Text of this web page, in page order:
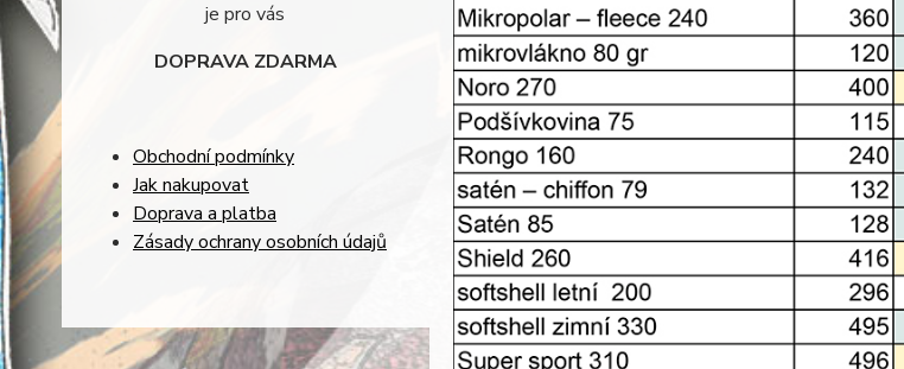
je pro vás
DOPRAVA ZDARMA
Obchodní podmínky
Jak nakupovat
Doprava a platba
Zásady ochrany osobních údajů